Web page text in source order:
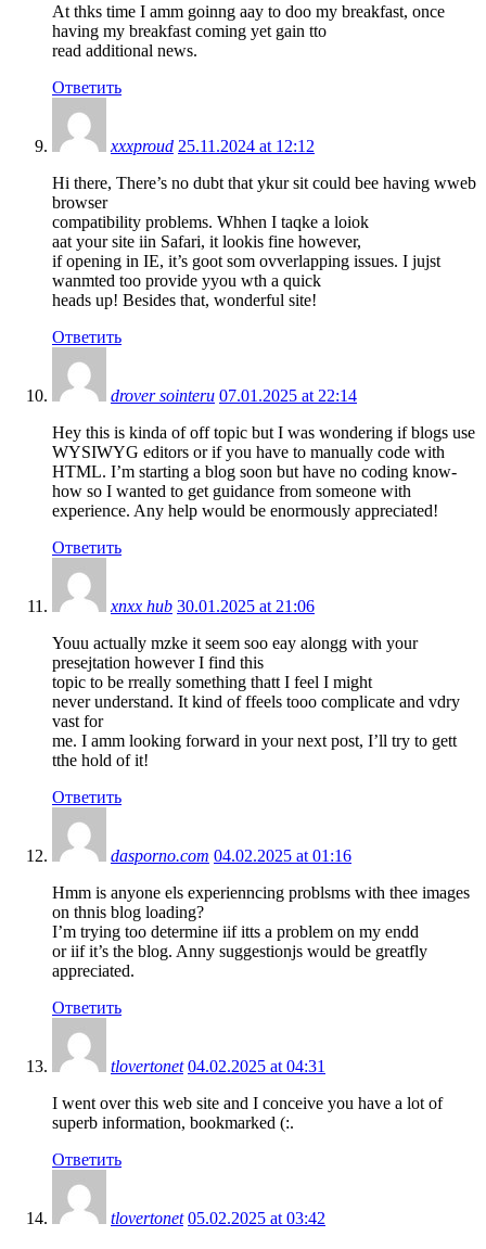
At thks time I amm goinng aay to doo my breakfast, once
having my breakfast coming yet gain tto
read additional news.
Ответить
xxxproud 25.11.2024 at 12:12
Hi there, There’s no dubt that ykur sit could bee having wweb
browser
compatibility problems. Whhen I taqke a loiok
aat your site iin Safari, it lookis fine however,
if opening in IE, it’s goot som ovverlapping issues. I jujst
wanmted too provide yyou wth a quick
heads up! Besides that, wonderful site!
Ответить
drover sointeru 07.01.2025 at 22:14
Hey this is kinda of off topic but I was wondering if blogs use
WYSIWYG editors or if you have to manually code with
HTML. I’m starting a blog soon but have no coding know-
how so I wanted to get guidance from someone with
experience. Any help would be enormously appreciated!
Ответить
xnxx hub 30.01.2025 at 21:06
Youu actually mzke it seem soo eay alongg with your
presejtation however I find this
topic to be rreally something thatt I feel I might
never understand. It kind of ffeels tooo complicate and vdry
vast for
me. I amm looking forward in your next post, I’ll try to gett
tthe hold of it!
Ответить
dasporno.com 04.02.2025 at 01:16
Hmm is anyone els experienncing problsms with thee images
on thnis blog loading?
I’m trying too determine iif itts a problem on my endd
or iif it’s the blog. Anny suggestionjs would be greatfly
appreciated.
Ответить
tlovertonet 04.02.2025 at 04:31
I went over this web site and I conceive you have a lot of
superb information, bookmarked (:.
Ответить
tlovertonet 05.02.2025 at 03:42